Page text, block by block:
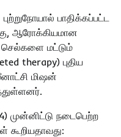
பாதிக்கப்பட்ட
ஆரோக்கியமான
செல்களை மட்டும்
therapy) புதிய
மிஷன்
முன்னிட்டு நடைபெற்ற
கூறியதாவது: